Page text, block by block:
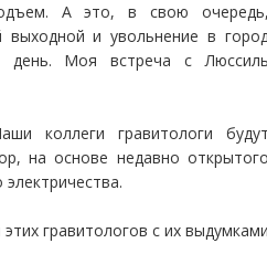
А это, в свою
выходной и увольнение в
день. Моя встреча с
коллеги гравитологи
на основе недавно
электричества.
гравитологов с их